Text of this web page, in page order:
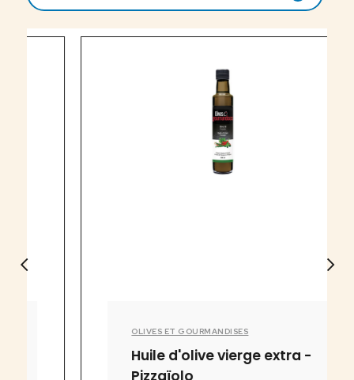
OLIVES ET GOURMANDISES
Huile d'olive vierge extra -